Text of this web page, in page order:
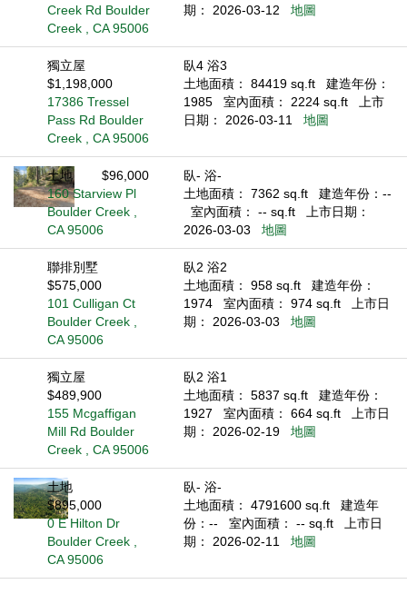
Creek Rd Boulder
Creek , CA 95006
期： 2026-03-12
地圖
獨立屋
$1,198,000
17386 Tressel
Pass Rd Boulder
Creek , CA 95006
臥4 浴3
土地面積： 84419 sq.ft
建造年份：
1985
室內面積： 2224 sq.ft
上市
日期： 2026-03-11
地圖
土地
$96,000
160 Starview Pl
Boulder Creek ,
CA 95006
臥- 浴-
土地面積： 7362 sq.ft
建造年份：--
室內面積： -- sq.ft
上市日期：
2026-03-03
地圖
聯排別墅
$575,000
101 Culligan Ct
Boulder Creek ,
CA 95006
臥2 浴2
土地面積： 958 sq.ft
建造年份：
1974
室內面積： 974 sq.ft
上市日
期： 2026-03-03
地圖
獨立屋
$489,900
155 Mcgaffigan
Mill Rd Boulder
Creek , CA 95006
臥2 浴1
土地面積： 5837 sq.ft
建造年份：
1927
室內面積： 664 sq.ft
上市日
期： 2026-02-19
地圖
土地
$895,000
0 E Hilton Dr
Boulder Creek ,
CA 95006
臥- 浴-
土地面積： 4791600 sq.ft
建造年
份：--
室內面積： -- sq.ft
上市日
期： 2026-02-11
地圖